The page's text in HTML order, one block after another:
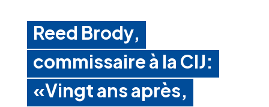
Reed Brody,
commissaire à la CIJ:
«Vingt ans après,